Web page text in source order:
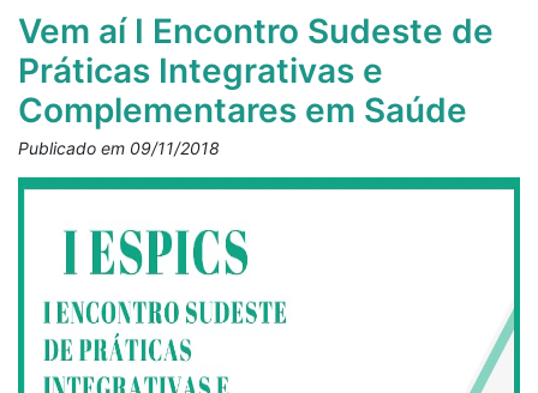
Vem aí I Encontro Sudeste de
Práticas Integrativas e
Complementares em Saúde
Publicado em 09/11/2018